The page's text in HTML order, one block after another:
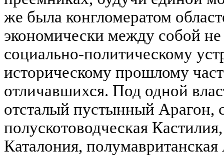
же была конгломератом
экономически между собой
социально-политическому
историческому прошлому
отличавшихся. Под одной
отсталый пустынный Арагон,
полускотоводческая
Каталония,